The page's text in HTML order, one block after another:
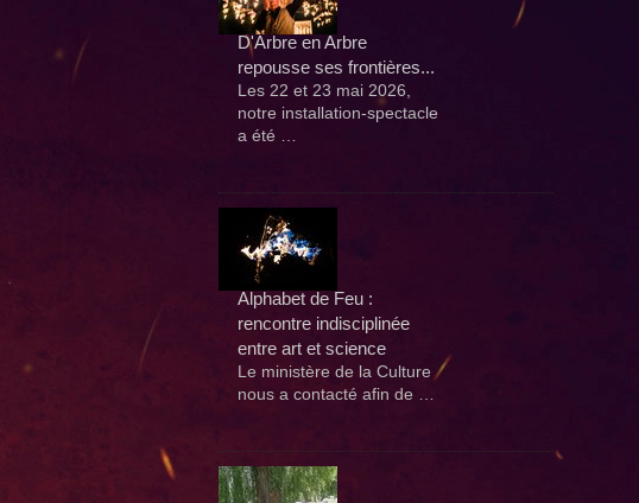
D'Arbre en Arbre
repousse ses frontières...
Les 22 et 23 mai 2026,
notre installation-spectacle
a été …
Alphabet de Feu :
rencontre indisciplinée
entre art et science
Le ministère de la Culture
nous a contacté afin de …